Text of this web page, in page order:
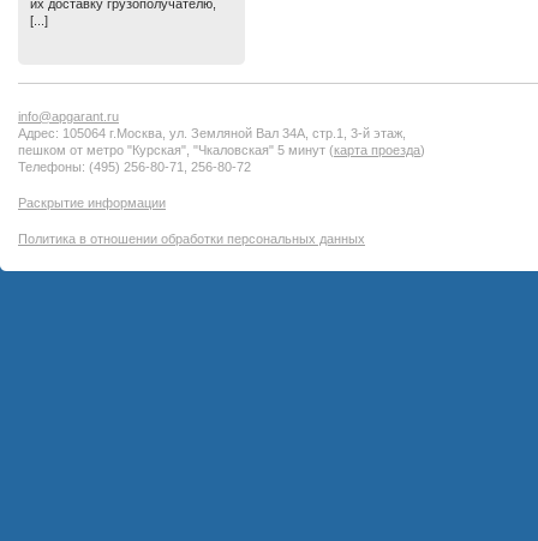
их доставку грузополучателю,
[...]
info@apgarant.ru
Адрес: 105064 г.Москва, ул. Земляной Вал 34А, стр.1, 3-й этаж,
пешком от метро "Курская", "Чкаловская" 5 минут (карта проезда)
Телефоны: (495) 256-80-71, 256-80-72
Раскрытие информации
Политика в отношении обработки персональных данных